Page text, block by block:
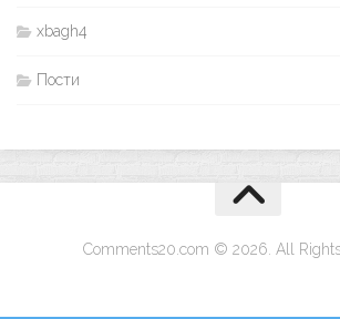
xbagh4
Пости
Comments20.com © 2026. All Rights